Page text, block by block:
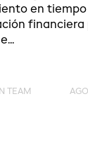
en tiempo
financiera
TEAM